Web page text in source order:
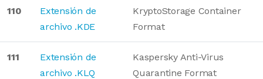
110
Extensión de
archivo .KDE
KryptoStorage Container
Format
111
Extensión de
archivo .KLQ
Kaspersky Anti-Virus
Quarantine Format